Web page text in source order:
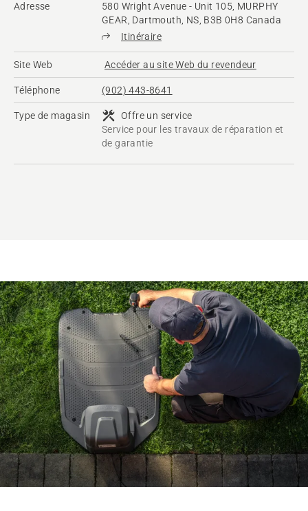
Adresse
580 Wright Avenue - Unit 105, MURPHY
GEAR, Dartmouth, NS, B3B 0H8 Canada
Itinéraire
Site Web Accéder au site Web du revendeur
Téléphone (902) 443-8641
Type de magasin
Offre un service
Service pour les travaux de réparation et
de garantie